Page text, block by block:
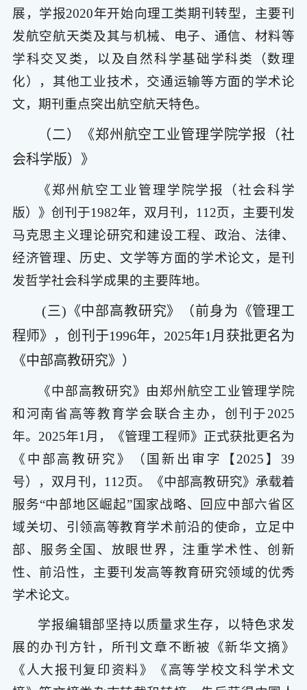
展，学报2020年开始向理工类期刊转型，主要刊
发航空航天类及其与机械、电子、通信、材料等
学科交叉类，以及自然科学基础学科类（数理
化），其他工业技术，交通运输等方面的学术论
文，期刊重点突出航空航天特色。
（二）《郑州航空工业管理学院学报（社
会科学版）》
《郑州航空工业管理学院学报（社会科学
版）》创刊于1982年，双月刊，112页，主要刊发
马克思主义理论研究和建设工程、政治、法律、
经济管理、历史、文学等方面的学术论文，是刊
发哲学社会科学成果的主要阵地。
(三)《中部高教研究》（前身为《管理工
程师》，创刊于1996年，2025年1月获批更名为
《中部高教研究》）
《中部高教研究》由郑州航空工业管理学院
和河南省高等教育学会联合主办，创刊于2025
年。2025年1月，《管理工程师》正式获批更名为
《中部高教研究》（国新出审字【2025】39
号），双月刊，112页。《中部高教研究》承载着
服务“中部地区崛起”国家战略、回应中部六省区
域关切、引领高等教育学术前沿的使命，立足中
部、服务全国、放眼世界，注重学术性、创新
性、前沿性，主要刊发高等教育研究领域的优秀
学术论文。
学报编辑部坚持以质量求生存，以特色求发
展的办刊方针，所刊文章不断被《新华文摘》
《人大报刊复印资料》《高等学校文科学术文